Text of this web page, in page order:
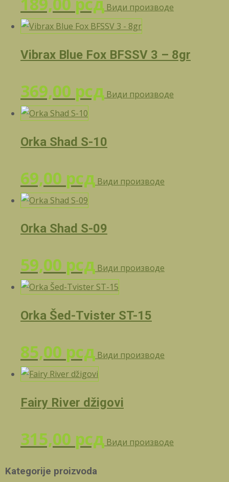
Види производе
Vibrax Blue Fox BFSSV 3 – 8gr
369,00 рсд Види производе
Orka Shad S-10
69,00 рсд Види производе
Orka Shad S-09
59,00 рсд Види производе
Orka Šed-Tvister ST-15
85,00 рсд Види производе
Fairy River džigovi
315,00 рсд Види производе
Kategorije proizvoda